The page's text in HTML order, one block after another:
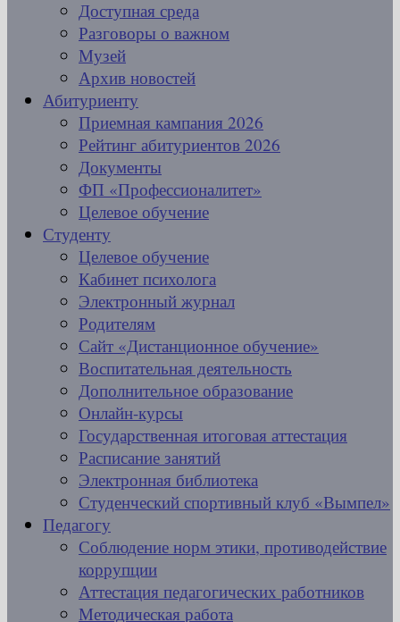
Доступная среда
Разговоры о важном
Музей
Архив новостей
Абитуриенту
Приемная кампания 2026
Рейтинг абитуриентов 2026
Документы
ФП «Профессионалитет»
Целевое обучение
Студенту
Целевое обучение
Кабинет психолога
Электронный журнал
Родителям
Сайт «Дистанционное обучение»
Воспитательная деятельность
Дополнительное образование
Онлайн-курсы
Государственная итоговая аттестация
Расписание занятий
Электронная библиотека
Студенческий спортивный клуб «Вымпел»
Педагогу
Соблюдение норм этики, противодействие
коррупции
Аттестация педагогических работников
Методическая работа